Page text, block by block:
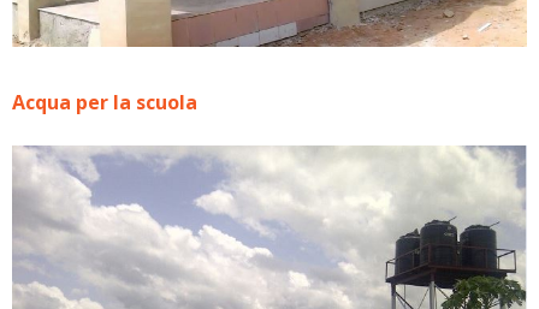
Acqua per la scuola